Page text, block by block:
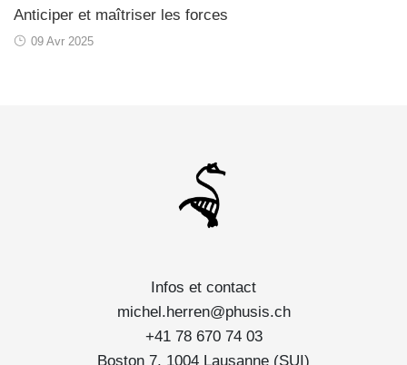
Anticiper et maîtriser les forces
09 Avr 2025
Infos et contact
michel.herren@phusis.ch
+41 78 670 74 03
Boston 7, 1004 Lausanne (SUI)